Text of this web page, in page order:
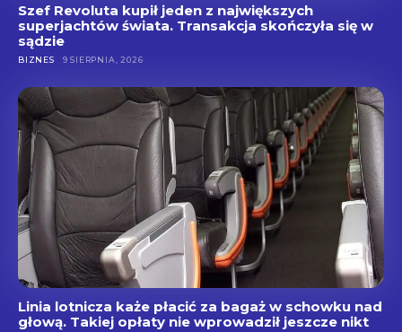
Szef Revoluta kupił jeden z największych
superjachtów świata. Transakcja skończyła się w
sądzie
BIZNES 9 SIERPNIA, 2026
Linia lotnicza każe płacić za bagaż w schowku nad
głową. Takiej opłaty nie wprowadził jeszcze nikt